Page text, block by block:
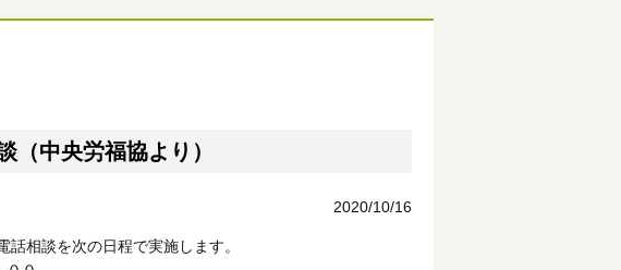
（中央労福協より）
2020/10/16
相談を次の日程で実施します。